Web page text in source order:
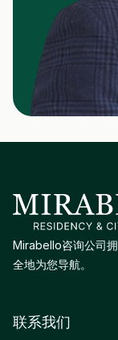
Mirabello咨询公司
全地为您导航。
联系我们